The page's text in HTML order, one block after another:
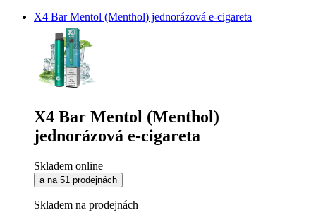
X4 Bar Mentol (Menthol) jednorázová e-cigareta
X4 Bar Mentol (Menthol)
jednorázová e-cigareta
Skladem online
a na 51 prodejnách
Skladem na prodejnách